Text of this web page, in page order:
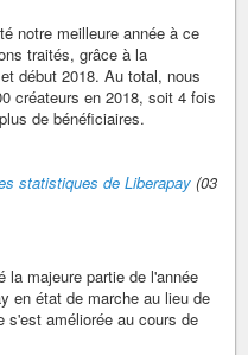
notre meilleure année à ce
traités, grâce à la
début 2018. Au total, nous
créateurs en 2018, soit 4 fois
de bénéficiaires.
statistiques de Liberapay (03
la majeure partie de l'année
en état de marche au lieu de
s'est améliorée au cours de